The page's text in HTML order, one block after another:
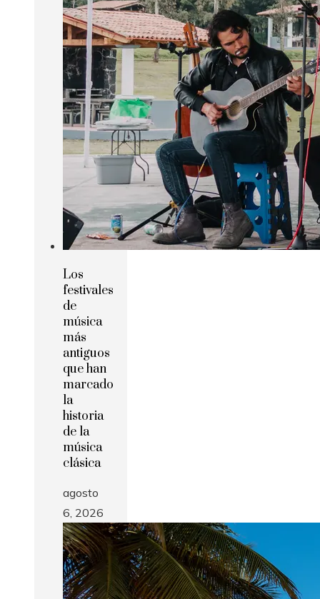
Los
festivales
de
música
más
antiguos
que han
marcado
la
historia
de la
música
clásica
agosto
6, 2026